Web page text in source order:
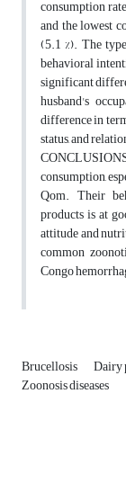
consumption
and the lowest
(5.1 %). The
behavioral
significant
husband's
difference in
status, and
consumption,
Qom. Their
products is at
attitude and
common
Congo
Brucellosis Dairy
Zoonosis diseases